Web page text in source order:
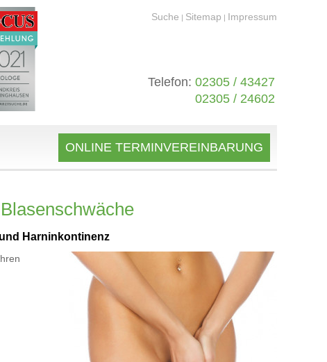
Suche | Sitemap | Impressum
Telefon: 02305 / 43427
02305 / 24602
ONLINE TERMINVEREINBARUNG
Harninkontinenz